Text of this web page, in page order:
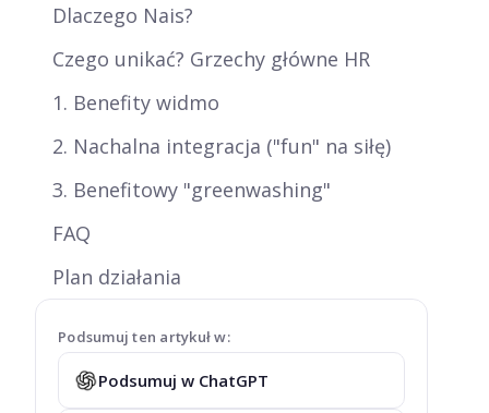
Podsumuj ten artykuł w:
Podsumuj w ChatGPT
Dlaczego Nais?
Czego unikać? Grzechy główne HR
1. Benefity widmo
2. Nachalna integracja ("fun" na siłę)
3. Benefitowy "greenwashing"
FAQ
Plan działania